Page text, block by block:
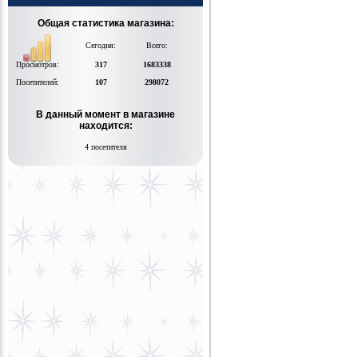
Общая статистика магазина:
Сегодня: Всего:
Просмотров: 317
1683338
Посетителей:
107 298072
В данный момент в магазине
находится:
4 посетителя